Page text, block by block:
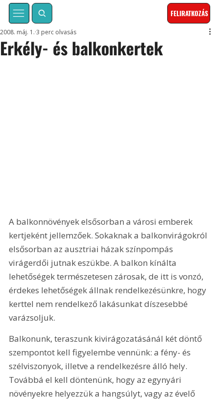
FELIRATKOZÁS
Erkély- és balkonkertek
2008. máj. 1. 3 perc olvasás
A balkonnövények elsősorban a városi emberek
kertjeként jellemzőek. Sokaknak a balkonvirágokról
elsősorban az ausztriai házak színpompás
virágerdői jutnak eszükbe. A balkon kínálta
lehetőségek természetesen zárosak, de itt is vonzó,
érdekes lehetőségek állnak rendelkezésünkre, hogy
kerttel nem rendelkező lakásunkat díszesebbé
varázsoljuk.
Balkonunk, teraszunk kivirágozatásánál két döntő
szempontot kell figyelembe vennünk: a fény- és
szélviszonyok, illetve a rendelkezésre álló hely.
Továbbá el kell döntenünk, hogy az egynyári
növényekre helyezzük a hangsúlyt, vagy az évelő